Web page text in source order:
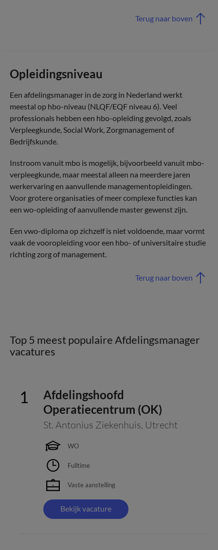
Terug naar boven
Opleidingsniveau
Een afdelingsmanager in de zorg in Nederland werkt
meestal op hbo-niveau (NLQF/EQF niveau 6). Veel
professionals hebben een hbo-opleiding gevolgd, zoals
Verpleegkunde, Social Work, Zorgmanagement of
Bedrijfskunde.
Instroom vanuit mbo is mogelijk, bijvoorbeeld vanuit mbo-
verpleegkunde, maar meestal alleen na meerdere jaren
werkervaring en aanvullende managementopleidingen.
Voor grotere organisaties of meer complexe functies kan
een wo-opleiding of aanvullende master gewenst zijn.
Een vwo-diploma op zichzelf is niet voldoende, maar vormt
vaak de vooropleiding voor een hbo- of universitaire studie
richting zorg of management.
Terug naar boven
Top 5 meest populaire Afdelingsmanager
vacatures
Afdelingshoofd
Operatiecentrum (OK)
St. Antonius Ziekenhuis, Utrecht
WO
Fulltime
Vaste aanstelling
Bekijk vacature